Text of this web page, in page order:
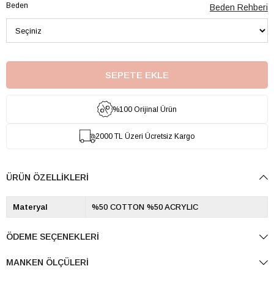
Beden Beden Rehberi
%100 Orijinal Ürün
2000 TL Üzeri Ücretsiz Kargo
ÜRÜN ÖZELLIKLERI
Materyal %50 COTTON %50 ACRYLIC
ÖDEME SEÇENEKLERI
MANKEN ÖLÇÜLERI